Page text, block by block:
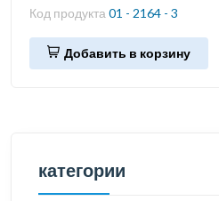
Код продукта 01 - 2164 - 3
Добавить в корзину
категории